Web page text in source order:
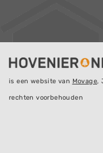
is een website van Movage,
rechten voorbehouden